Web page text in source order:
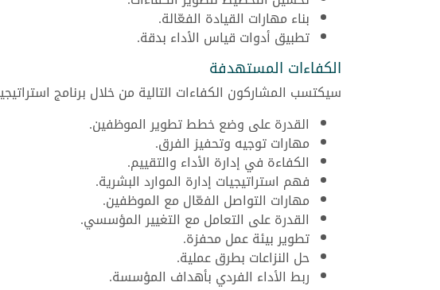
بناء مهارات القيادة الفعّالة.
تطبيق أدوات قياس الأداء بدقة.
الكفاءات المستهدفة
سيكتسب المشاركون الكفاءات التالية من خلال برنامج
القدرة على وضع خطط تطوير الموظفين.
مهارات توجيه وتحفيز الفرق.
الكفاءة في إدارة الأداء والتقييم.
فهم استراتيجيات إدارة الموارد البشرية.
مهارات التواصل الفعّال مع الموظفين.
القدرة على التعامل مع التغيير المؤسسي.
تطوير بيئة عمل محفزة.
حل النزاعات بطرق عملية.
ربط الأداء الفردي بأهداف المؤسسة.